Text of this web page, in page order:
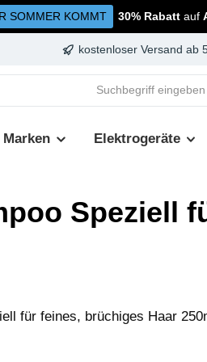
SOMMER KOMMT 30% Rabattauf
kostenloser Versand ab
Marken Elektrogeräte
Speziell